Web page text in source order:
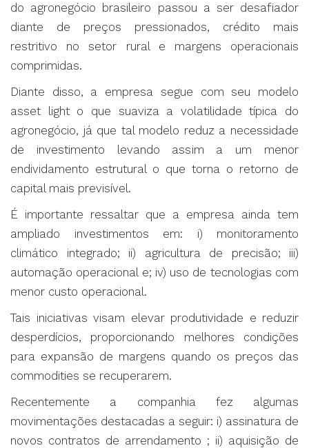
do agronegócio brasileiro passou a ser desafiador
diante de preços pressionados, crédito mais
restritivo no setor rural e margens operacionais
comprimidas.
Diante disso, a empresa segue com seu modelo
asset light o que suaviza a volatilidade típica do
agronegócio, já que tal modelo reduz a necessidade
de investimento levando assim a um menor
endividamento estrutural o que torna o retorno de
capital mais previsível.
É importante ressaltar que a empresa ainda tem
ampliado investimentos em: i) monitoramento
climático integrado; ii) agricultura de precisão; iii)
automação operacional e; iv) uso de tecnologias com
menor custo operacional.
Tais iniciativas visam elevar produtividade e reduzir
desperdícios, proporcionando melhores condições
para expansão de margens quando os preços das
commodities se recuperarem.
Recentemente a companhia fez algumas
movimentações destacadas a seguir: i) assinatura de
novos contratos de arrendamento ; ii) aquisição de